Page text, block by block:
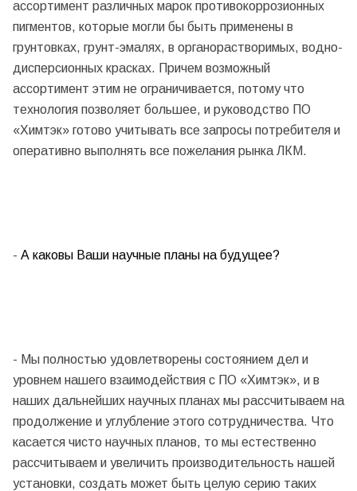
ассортимент различных марок противокоррозионных
пигментов, которые могли бы быть применены в
грунтовках, грунт-эмалях, в органорастворимых, водно-
дисперсионных красках. Причем возможный
ассортимент этим не ограничивается, потому что
технология позволяет большее, и руководство ПО
«Химтэк» готово учитывать все запросы потребителя и
оперативно выполнять все пожелания рынка ЛКМ.
- А каковы Ваши научные планы на будущее?
- Мы полностью удовлетворены состоянием дел и
уровнем нашего взаимодействия с ПО «Химтэк», и в
наших дальнейших научных планах мы рассчитываем на
продолжение и углубление этого сотрудничества. Что
касается чисто научных планов, то мы естественно
рассчитываем и увеличить производительность нашей
установки, создать может быть целую серию таких